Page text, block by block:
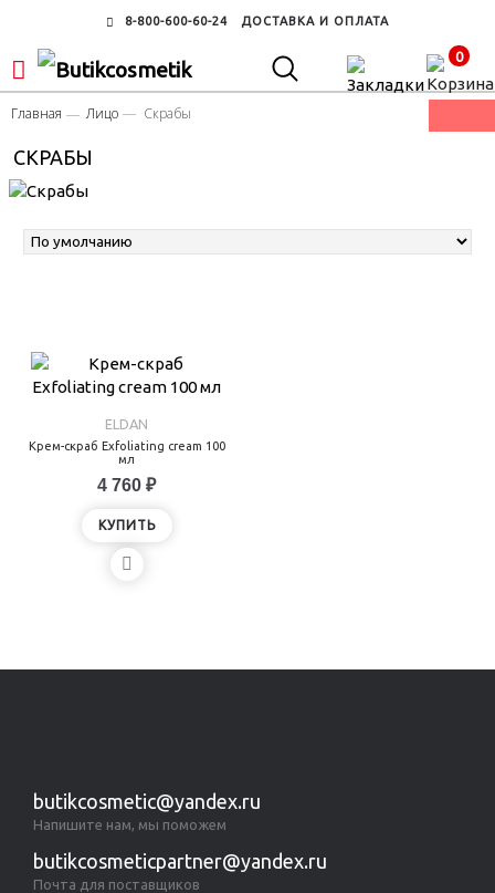
8-800-600-60-24 ДОСТАВКА И ОПЛАТА
0
Главная Лицо Скрабы
СКРАБЫ
ELDAN
Крем-скраб Exfoliating cream 100
мл
4 760 ₽
КУПИТЬ
butikcosmetic@yandex.ru
Напишите нам, мы поможем
butikcosmeticpartner@yandex.ru
Почта для поставщиков